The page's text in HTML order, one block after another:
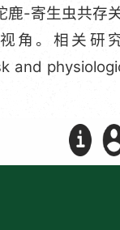
-寄生虫共存
。相关研